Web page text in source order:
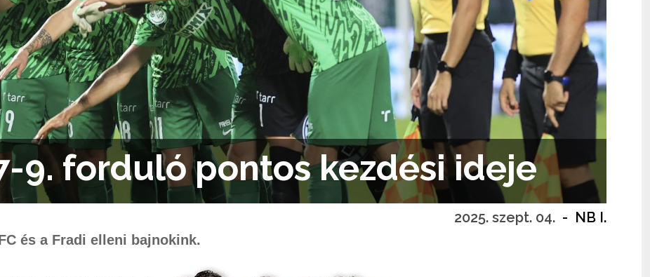
9. forduló pontos kezdési ideje
2025. szept. 04. - NB I.
és a Fradi elleni bajnokink.